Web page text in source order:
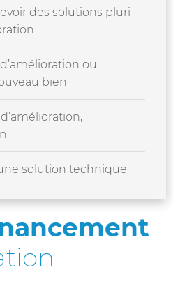
des solutions pluri
ou
bien
solution technique